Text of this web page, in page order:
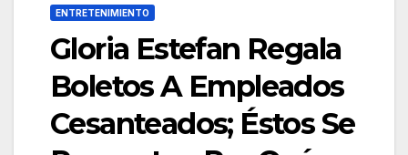
ENTRETENIMIENTO
Gloria Estefan Regala
Boletos A Empleados
Cesanteados; Éstos Se